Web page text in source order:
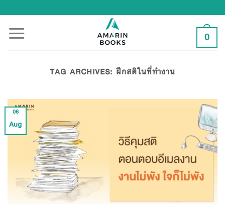
to
content
0
TAG ARCHIVES:ฝึกสติในที่ทำงาน
06
Aug